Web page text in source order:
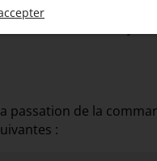
total de l'achat, y
passation de la
: